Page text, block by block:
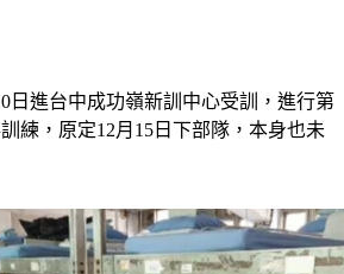
練，原定12月15日下部隊，本身也未